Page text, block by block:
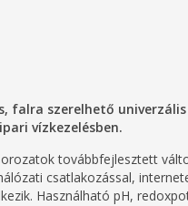
falra szerelhető
vízkezelésben.
továbbfejlesztett
csatlakozással,
Használható pH,